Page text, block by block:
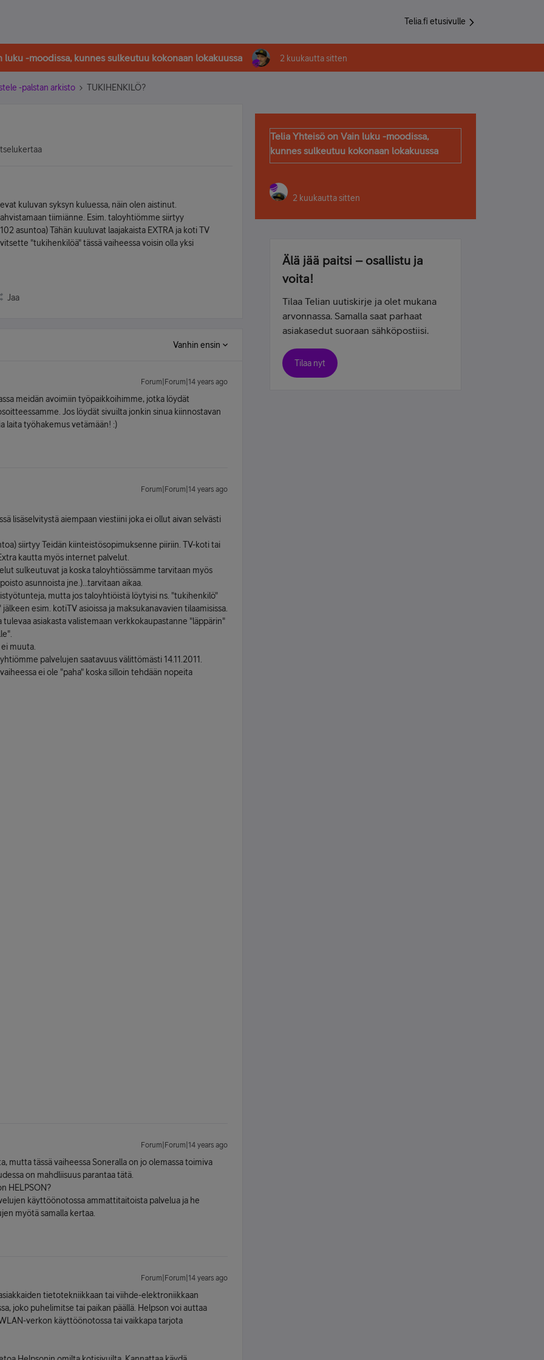
Telia.fi etusivulle
luku -moodissa, kunnes sulkeutuu kokonaan lokakuussa 2 kuukautta sitten
-palstan arkisto TUKIHENKILÖ?
kuluvan syksyn kuluessa, näin olen aistinut.
tiimiänne. Esim. taloyhtiömme siirtyy
asuntoa) Tähän kuuluvat laajakaista EXTRA ja koti TV
"tukihenkilöä" tässä vaiheessa voisin olla yksi
Jaa
Vanhin ensin
Forum|Forum|14 years ago
meidän avoimiin työpaikkoihimme, jotka löydät
Jos löydät sivuilta jonkin sinua kiinnostavan
laita työhakemus vetämään! :)
Forum|Forum|14 years ago
lisäselvitystä aiempaan viestiini joka ei ollut aivan selvästi
siirtyy Teidän kiinteistösopimuksenne piiriin. TV-koti tai
kautta myös internet palvelut.
sulkeutuvat ja koska taloyhtiössämme tarvitaan myös
asunnoista jne.)...tarvitaan aikaa.
mutta jos taloyhtiöistä löytyisi ns. "tukihenkilö"
esim. kotiTV asioissa ja maksukanavavien tilaamisissa.
asiakasta valistemaan verkkokaupastanne "läppärin"
muuta.
palvelujen saatavuus välittömästi 14.11.2011.
ei ole "paha" koska silloin tehdään nopeita
Forum|Forum|14 years ago
mutta tässä vaiheessa Soneralla on jo olemassa toimiva
on mahdliisuus parantaa tätä.
HELPSON?
käyttöönotossa ammattitaitoista palvelua ja he
myötä samalla kertaa.
Forum|Forum|14 years ago
tietotekniikkaan tai viihde-elektroniikkaan
joko puhelimitse tai paikan päällä. Helpson voi auttaa
verkon käyttöönotossa tai vaikkapa tarjota
Telia Yhteisö on Vain luku -moodissa,
kunnes sulkeutuu kokonaan lokakuussa
2 kuukautta sitten
Älä jää paitsi – osallistu ja
voita!
Tilaa Telian uutiskirje ja olet mukana
arvonnassa. Samalla saat parhaat
asiakasedut suoraan sähköpostiisi.
Tilaa nyt